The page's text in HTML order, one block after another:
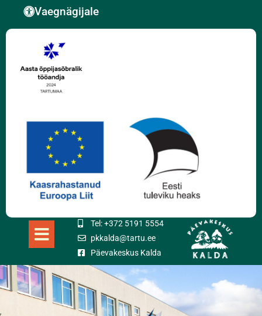
Vaegnägijale
Tel: +372 5191 5554
pkkalda@tartu.ee
Päevakeskus Kalda